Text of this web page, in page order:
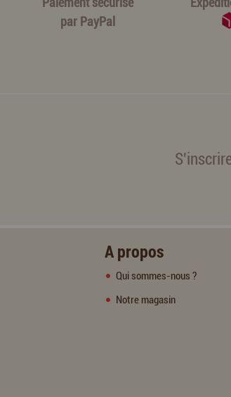
par PayPal
A propos
Qui sommes-nous ?
Notre magasin